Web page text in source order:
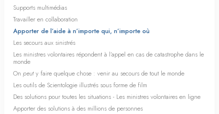
Supports multimédias
Travailler en collaboration
Apporter de l’aide à n’importe qui, n’importe où
Les secours aux sinistrés
Les ministres volontaires répondent à l’appel en cas de catastrophe dans le
monde
On peuty faire quelque chose : venir au secours de tout le monde
Les outils de Scientologie illustrés sous forme de film
Des solutions pour toutes les situations - Les ministres volontaires en ligne
Apporter des solutions à des millions de personnes